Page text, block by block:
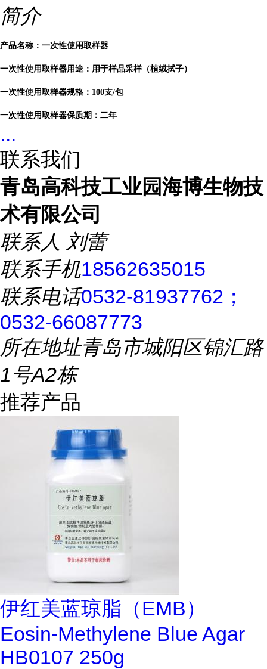
简介
产品名称：一次性使用取样器
一次性使用取样器用途：用于样品采样（植绒拭子）
一次性使用取样器规格：100支/包
一次性使用取样器保质期：二年
...
联系我们
青岛高科技工业园海博生物技
术有限公司
联系人 刘蕾
联系手机18562635015
联系电话0532-81937762；
0532-66087773
所在地址青岛市城阳区锦汇路
1号A2栋
推荐产品
伊红美蓝琼脂（EMB）
Eosin-Methylene Blue Agar
HB0107 250g